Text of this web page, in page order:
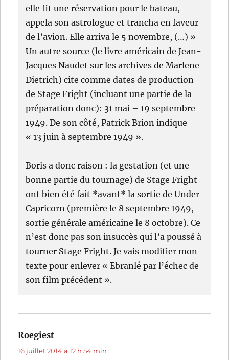
elle fit une réservation pour le bateau,
appela son astrologue et trancha en faveur
de l’avion. Elle arriva le 5 novembre, (…) »
Un autre source (le livre américain de Jean-
Jacques Naudet sur les archives de Marlene
Dietrich) cite comme dates de production
de Stage Fright (incluant une partie de la
préparation donc): 31 mai – 19 septembre
1949. De son côté, Patrick Brion indique
« 13 juin à septembre 1949 ».
Boris a donc raison : la gestation (et une
bonne partie du tournage) de Stage Fright
ont bien été fait *avant* la sortie de Under
Capricorn (première le 8 septembre 1949,
sortie générale américaine le 8 octobre). Ce
n’est donc pas son insuccès qui l’a poussé à
tourner Stage Fright. Je vais modifier mon
texte pour enlever « Ebranlé par l’échec de
son film précédent ».
Roegiest
16 juillet 2014 à 12 h 54 min